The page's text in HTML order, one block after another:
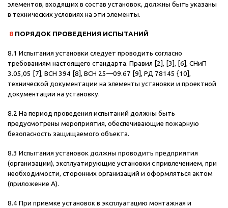
элементов, входящих в состав установок, должны быть указаны
в технических условиях на эти элементы.
8 ПОРЯДОК ПРОВЕДЕНИЯ ИСПЫТАНИЙ
8.1 Испытания установки следует проводить согласно
требованиям настоящего стандарта. Правил [2], [3], [6], СНиП
3.05,05 [7], ВСН 394 [8], ВСН 25—09.67 [9], РД 78145 {10],
технической документации на элементы установки и проектной
документации на установку.
8.2 На период проведения испытаний должны быть
предусмотрены мероприятия, обеспечивающие пожарную
безопасность защищаемого объекта.
8.3 Испытания установок должны проводить предприятия
(организации), эксплуатирующие установки с привлечением, при
необходимости, сторонних организаций и оформляться актом
(приложение А).
8.4 При приемке установок в эксплуатацию монтажная и